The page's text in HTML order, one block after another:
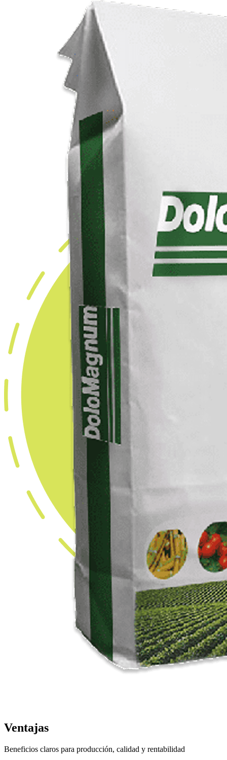
Ventajas
Beneficios claros para producción, calidad y rentabilidad